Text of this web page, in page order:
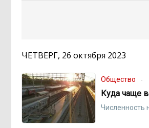
ЧЕТВЕРГ, 26 октября 2023
Общество
Куда чаще
Численность